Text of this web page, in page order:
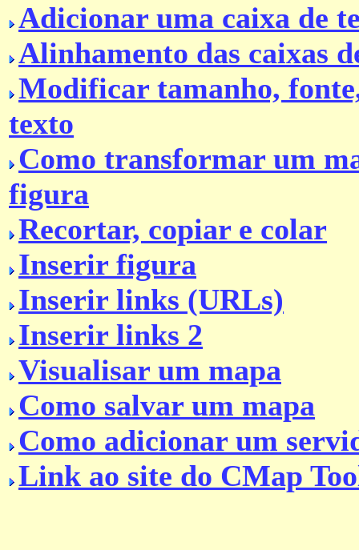
Adicionar uma caixa de
Alinhamento das caixas
Modificar tamanho,
texto
Como transformar um
figura
Recortar, copiar e colar
Inserir figura
Inserir links (URLs)
Inserir links 2
Visualisar um mapa
Como salvar um mapa
Como adicionar um
Link ao site do CMap